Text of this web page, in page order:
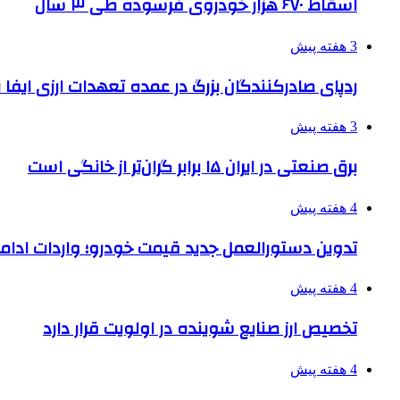
3 هفته پیش
ردپای صادرکنندگان بزرگ در عمده تعهدات ارزی
3 هفته پیش
برق صنعتی در ایران ۱۵ برابر گران‌تر از خانگی است
4 هفته پیش
تدوین دستورالعمل جدید قیمت خودرو؛ واردات
4 هفته پیش
تخصیص ارز صنایع شوینده در اولویت قرار دارد
4 هفته پیش